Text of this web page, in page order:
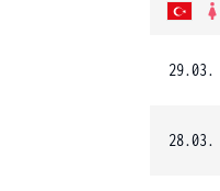
29.03.
28.03.